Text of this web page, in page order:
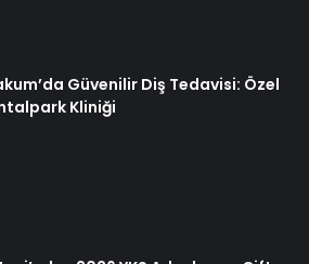
Güvenilir Diş Tedavisi: Özel
Kliniği